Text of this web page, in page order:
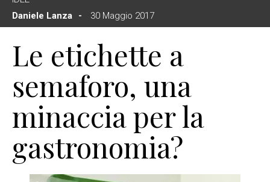
Daniele Lanza
30 Maggio 2017
Le etichette a
semaforo, una
minaccia per la
gastronomia?